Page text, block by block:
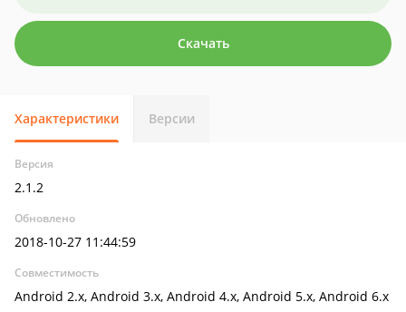
Скачать
Характеристики Версии
Версия
2.1.2
Обновлено
2018-10-27 11:44:59
Совместимость
Android 2.x, Android 3.x, Android 4.x, Android 5.x, Android 6.x